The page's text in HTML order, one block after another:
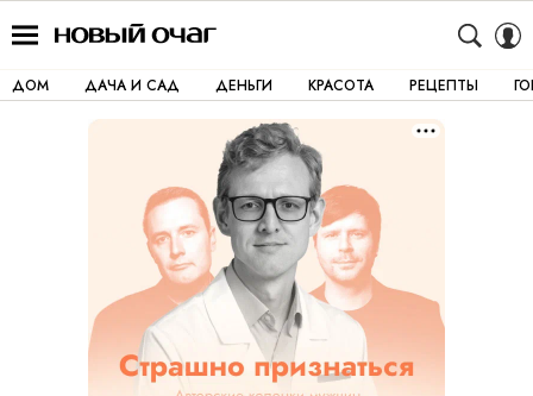
ДОМ ДАЧА И САД ДЕНЬГИ КРАСОТА РЕЦЕПТЫ